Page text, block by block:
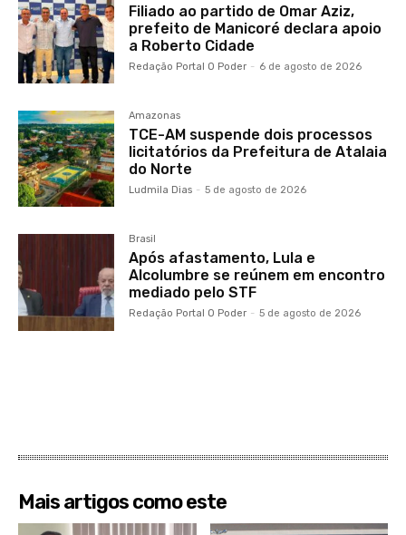
Filiado ao partido de Omar Aziz,
prefeito de Manicoré declara apoio
a Roberto Cidade
Redação Portal O Poder - 6 de agosto de 2026
Amazonas
TCE-AM suspende dois processos
licitatórios da Prefeitura de Atalaia
do Norte
Ludmila Dias - 5 de agosto de 2026
Brasil
Após afastamento, Lula e
Alcolumbre se reúnem em encontro
mediado pelo STF
Redação Portal O Poder - 5 de agosto de 2026
Mais artigos como este